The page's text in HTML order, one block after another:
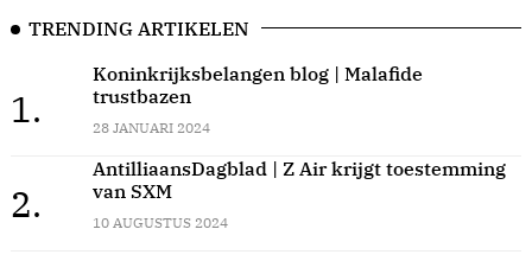
TRENDING ARTIKELEN
1.
Koninkrijksbelangen blog | Malafide
trustbazen
28 JANUARI 2024
2.
AntilliaansDagblad | Z Air krijgt toestemming
van SXM
10 AUGUSTUS 2024